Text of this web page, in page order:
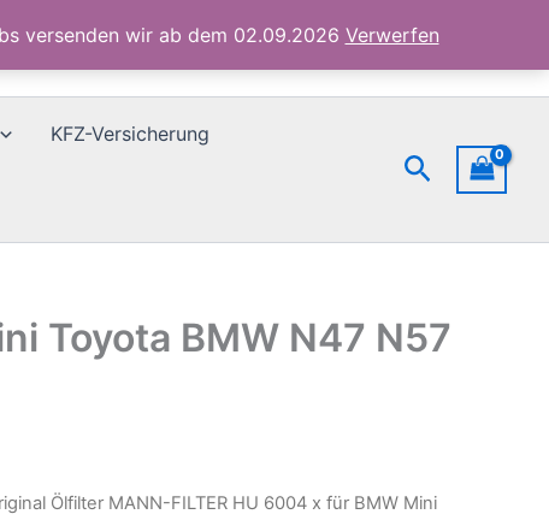
versenden wir ab dem 02.09.2026 Verwerfen
KFZ-Versicherung
Suchen
Toyota BMW N47 N57
Ölfilter MANN-FILTER HU 6004 x für BMW Mini
x
für
BMW
Mini
BMW
Menge